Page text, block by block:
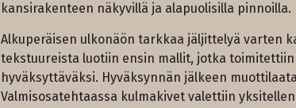
kansirakenteen näkyvillä ja alapuolisilla pinnoilla.
Alkuperäisen ulkonäön tarkkaa jäljittelyä varten
tekstuureista luotiin ensin mallit, jotka toimitettiin
hyväksyttäväksi. Hyväksynnän jälkeen
Valmisosatehtaassa kulmakivet valettiin